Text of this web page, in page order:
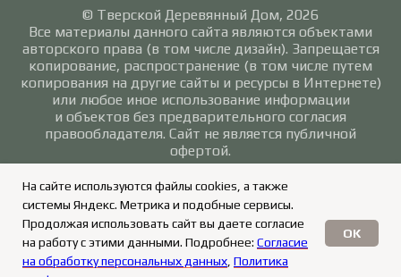
ЗАКАЗАТЬ
На сайте используются файлы cookies, а также
системы Яндекс. Метрика и подобные сервисы.
Продолжая использовать сайт вы даете согласие
на работу с этими данными. Подробнее: Согласие
на обработку персональных данных Политика
OK
© Тверской Деревянный Дом, 2026
Все материалы данного сайта являются объектами
авторского права (в том числе дизайн). Запрещается
копирование, распространение (в том числе путем
копирования на другие сайты и ресурсы в Интернете)
или любое иное использование информации
и объектов без предварительного согласия
правообладателя. Сайт не является публичной
офертой.
Политика в отношении обработки персональных
данных/Согласие на обработку персональных
данных